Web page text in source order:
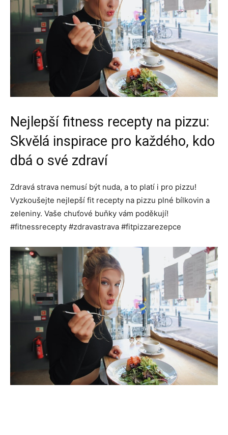
Nejlepší fitness recepty na pizzu:
Skvělá inspirace pro každého, kdo
dbá o své zdraví
Zdravá strava nemusí být nuda, a to platí i pro pizzu!
Vyzkoušejte nejlepší fit recepty na pizzu plné bílkovin a
zeleniny. Vaše chuťové buňky vám poděkují!
#fitnessrecepty #zdravastrava #fitpizzarezepce